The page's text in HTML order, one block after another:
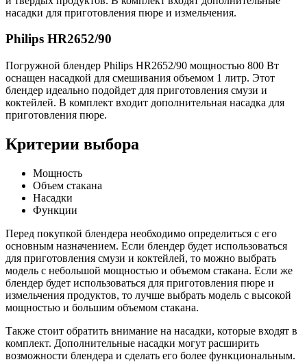
насадки для приготовления пюре и измельчения.
Philips HR2652/90
Погружной блендер Philips HR2652/90 мощностью 800 Вт
оснащен насадкой для смешивания объемом 1 литр. Этот
блендер идеально подойдет для приготовления смузи и
коктейлей. В комплект входит дополнительная насадка для
приготовления пюре.
Критерии выбора
Мощность
Объем стакана
Насадки
Функции
Перед покупкой блендера необходимо определиться с его
основным назначением. Если блендер будет использоваться
для приготовления смузи и коктейлей, то можно выбрать
модель с небольшой мощностью и объемом стакана. Если же
блендер будет использоваться для приготовления пюре и
измельчения продуктов, то лучше выбрать модель с высокой
мощностью и большим объемом стакана.
Также стоит обратить внимание на насадки, которые входят в
комплект. Дополнительные насадки могут расширить
возможности блендера и сделать его более функциональным.